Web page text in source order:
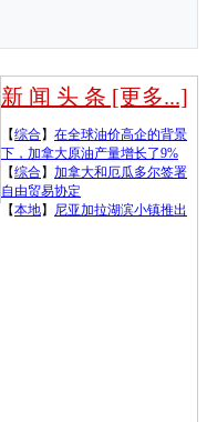
新 闻 头 条 [更多...]
【综合】 在全球油价高企的背景
下，加拿大原油产量增长了9%
【综合】 加拿大和厄瓜多尔签署
自由贸易协定
【本地】 尼亚加拉湖滨小镇推出